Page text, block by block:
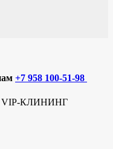
+7 958 100-51-98
VIP-КЛИНИНГ